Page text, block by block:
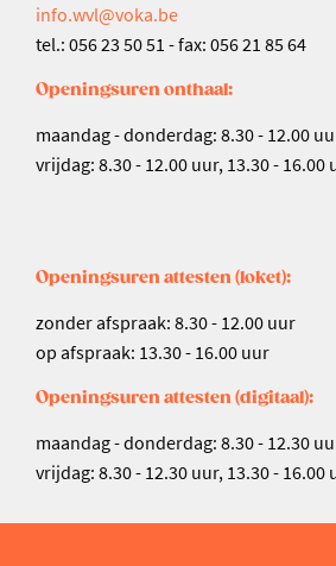
info.wvl@voka.be
tel.: 056 23 50 51 - fax: 056 21 85 64
Openingsuren onthaal:
maandag - donderdag: 8.30 - 12.00
vrijdag: 8.30 - 12.00 uur, 13.30 - 16.00
Openingsuren attesten (loket):
zonder afspraak: 8.30 - 12.00 uur
op afspraak: 13.30 - 16.00 uur
Openingsuren attesten (digitaal):
maandag - donderdag: 8.30 - 12.30
vrijdag: 8.30 - 12.30 uur, 13.30 - 16.00